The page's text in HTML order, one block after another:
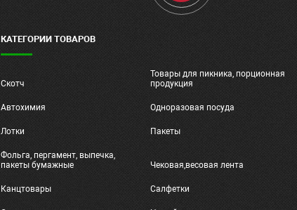
КАТЕГОРИИ ТОВАРОВ
Скотч
Товары для пикника, порционная
продукция
Автохимия Одноразовая посуда
Лотки Пакеты
Фольга, пергамент, выпечка,
пакеты бумажные
Чековая,весовая лента
Канцтовары Салфетки